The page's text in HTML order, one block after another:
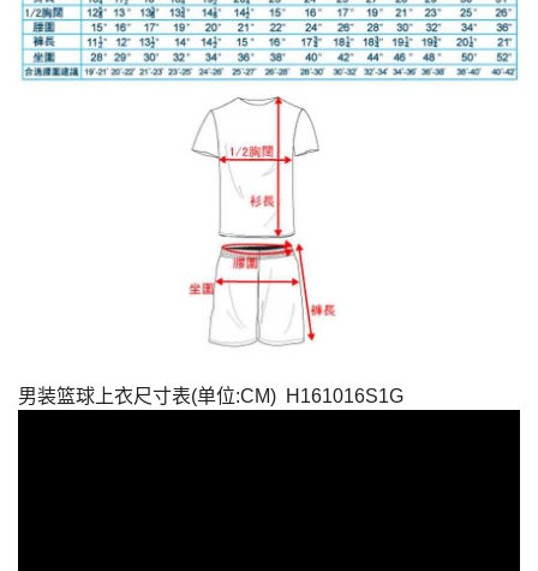
男装篮球上衣尺寸表(单位:CM) H161016S1G